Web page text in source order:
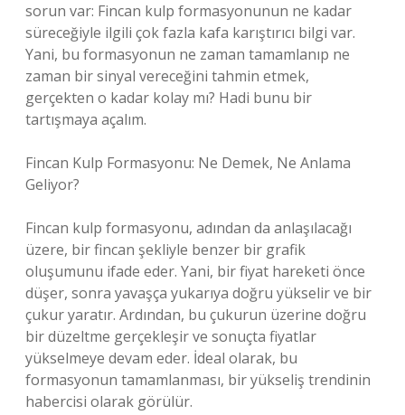
sorun var: Fincan kulp formasyonunun ne kadar
süreceğiyle ilgili çok fazla kafa karıştırıcı bilgi var.
Yani, bu formasyonun ne zaman tamamlanıp ne
zaman bir sinyal vereceğini tahmin etmek,
gerçekten o kadar kolay mı? Hadi bunu bir
tartışmaya açalım.
Fincan Kulp Formasyonu: Ne Demek, Ne Anlama
Geliyor?
Fincan kulp formasyonu, adından da anlaşılacağı
üzere, bir fincan şekliyle benzer bir grafik
oluşumunu ifade eder. Yani, bir fiyat hareketi önce
düşer, sonra yavaşça yukarıya doğru yükselir ve bir
çukur yaratır. Ardından, bu çukurun üzerine doğru
bir düzeltme gerçekleşir ve sonuçta fiyatlar
yükselmeye devam eder. İdeal olarak, bu
formasyonun tamamlanması, bir yükseliş trendinin
habercisi olarak görülür.